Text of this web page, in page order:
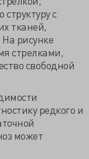
с
тканей,
рисунке
стрелками,
свободной
редкого и
может